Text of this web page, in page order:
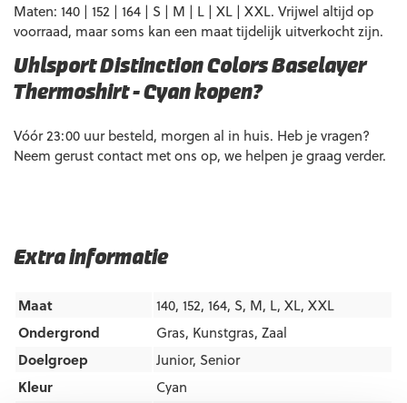
Extra informatie
Maat
140, 152, 164, S, M, L, XL, XXL
Ondergrond
Gras, Kunstgras, Zaal
Doelgroep
Junior, Senior
Kleur
Cyan
Maten: 140 | 152 | 164 | S | M | L | XL | XXL. Vrijwel altijd op
voorraad, maar soms kan een maat tijdelijk uitverkocht zijn.
Uhlsport Distinction Colors Baselayer
Thermoshirt – Cyan kopen?
Vóór 23:00 uur besteld, morgen al in huis. Heb je vragen?
Neem gerust contact met ons op, we helpen je graag verder.